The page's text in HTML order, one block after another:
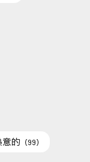
的 （99）